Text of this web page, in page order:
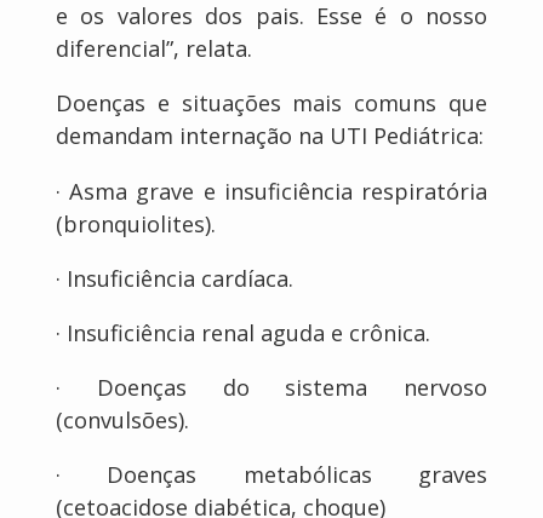
e os valores dos pais. Esse é o nosso
diferencial”, relata.
Doenças e situações mais comuns que
demandam internação na UTI Pediátrica:
· Asma grave e insuficiência respiratória
(bronquiolites).
· Insuficiência cardíaca.
· Insuficiência renal aguda e crônica.
· Doenças do sistema nervoso
(convulsões).
· Doenças metabólicas graves
(cetoacidose diabética, choque)